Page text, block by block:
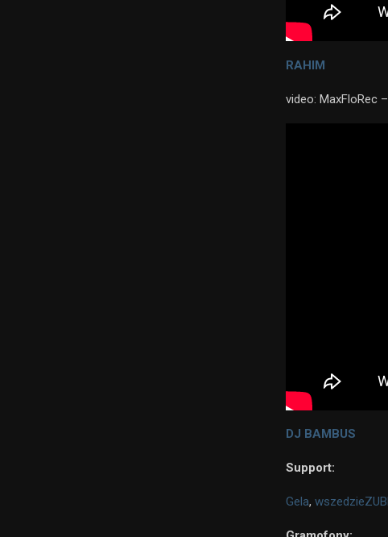
RAHIM
video: MaxFloRec
DJ BAMBUS
Support:
Gela,